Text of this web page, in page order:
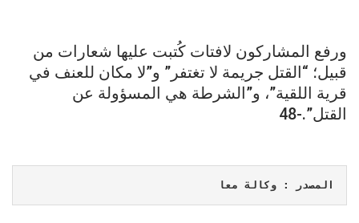
ورفع المشاركون لافتات كُتبت عليها شعارات من
قبيل؛ “القتل جريمة لا تغتفر” و”لا مكان للعنف في
قرية اللقية”، و”الشرطة هي المسؤولة عن
القتل”.-48
المصدر : وكالة معا